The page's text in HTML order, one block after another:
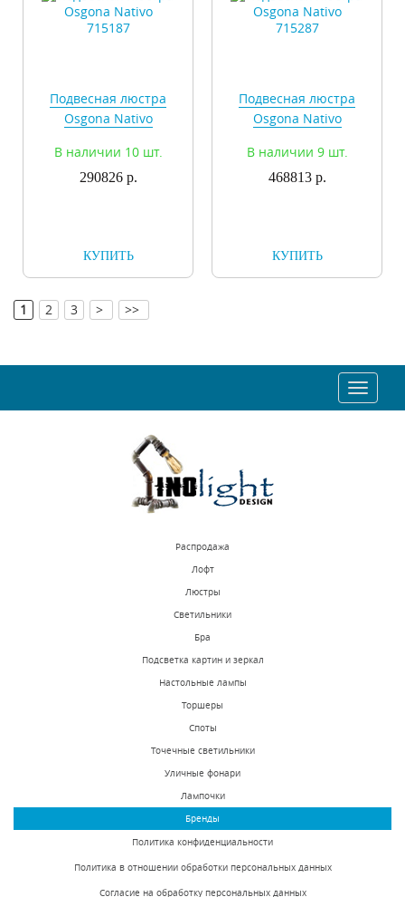
Подвесная люстра
Osgona Nativo
В наличии 10 шт.
290826 р.
КУПИТЬ
Подвесная люстра
Osgona Nativo
В наличии 9 шт.
468813 р.
КУПИТЬ
1 2 3 > >>
Toggle
Распродажа
Лофт
Люстры
Светильники
Бра
Подсветка картин и зеркал
Настольные лампы
Торшеры
Споты
Точечные светильники
Уличные фонари
Лампочки
Бренды
Политика конфиденциальности
Политика в отношении обработки персональных данных
Согласие на обработку персональных данных